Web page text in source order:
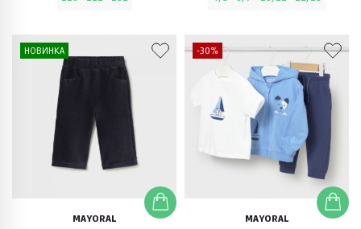
НОВИНКА
MAYORAL
-30%
MAYORAL